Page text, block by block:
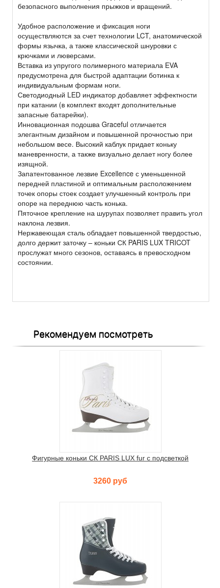
безопасного выполнения прыжков и вращений.
Удобное расположение и фиксация ноги
осуществляются за счет технологии LCT, анатомической
формы язычка, а также классической шнуровки с
крючками и люверсами.
Вставка из упругого полимерного материала EVA
предусмотрена для быстрой адаптации ботинка к
индивидуальным формам ноги.
Светодиодный LED индикатор добавляет эффектности
при катании (в комплект входят дополнительные
запасные батарейки).
Инновационная подошва Graceful отличается
элегантным дизайном и повышенной прочностью при
небольшом весе. Высокий каблук придает коньку
маневренности, а также визуально делает ногу более
изящной.
Запатентованное лезвие Excellence с уменьшенной
передней пластиной и оптимальным расположением
точек опоры стоек создает улучшенный контроль при
опоре на переднюю часть конька.
Пяточное крепление на шурупах позволяет править угол
наклона лезвия.
Нержавеющая сталь обладает повышенной твердостью,
долго держит заточку – коньки СК PARIS LUX TRICOT
прослужат много сезонов, оставаясь в превосходном
состоянии.
Рекомендуем посмотреть
Фигурные коньки СК PARIS LUX fur с подсветкой
3260 руб